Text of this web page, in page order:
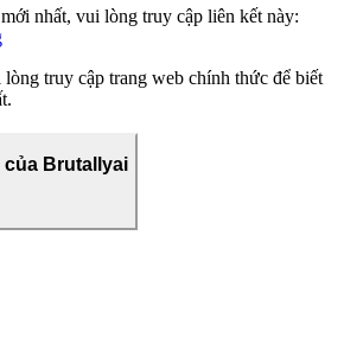
nhất, vui lòng truy cập liên kết này:
truy cập trang web chính thức để biết
Brutallyai